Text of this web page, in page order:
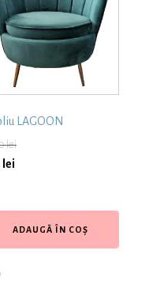
LAGOON
lei
lei
ADAUGĂ ÎN COȘ